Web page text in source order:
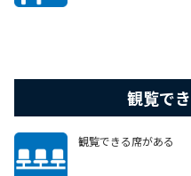
観覧で
観覧できる席がある